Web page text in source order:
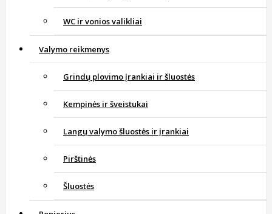
WC ir vonios valikliai
Valymo reikmenys
Grindų plovimo įrankiai ir šluostės
Kempinės ir šveistukai
Langų valymo šluostės ir įrankiai
Pirštinės
Šluostės